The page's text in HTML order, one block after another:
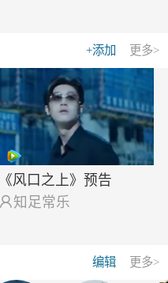
更多>
+添加
《风口之上》预告
 知足常乐
更多>
编辑